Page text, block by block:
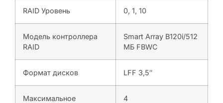
RAID Уровень 0, 1, 10
Модель контроллера
RAID
Smart Array B120i/512
МБ FBWC
Формат дисков LFF 3,5″
Максимальное
4